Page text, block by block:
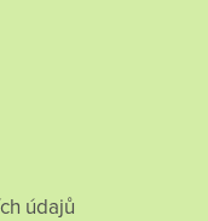
údajů